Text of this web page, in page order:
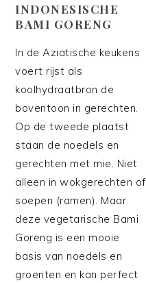
INDONESISCHE
BAMI GORENG
In de Aziatische keukens
voert rijst als
koolhydraatbron de
boventoon in gerechten.
Op de tweede plaatst
staan de noedels en
gerechten met mie. Niet
alleen in wokgerechten of
soepen (ramen). Maar
deze vegetarische Bami
Goreng is een mooie
basis van noedels en
groenten en kan perfect